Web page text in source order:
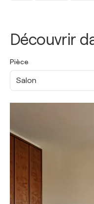
Découvrir
Pièce
Salon